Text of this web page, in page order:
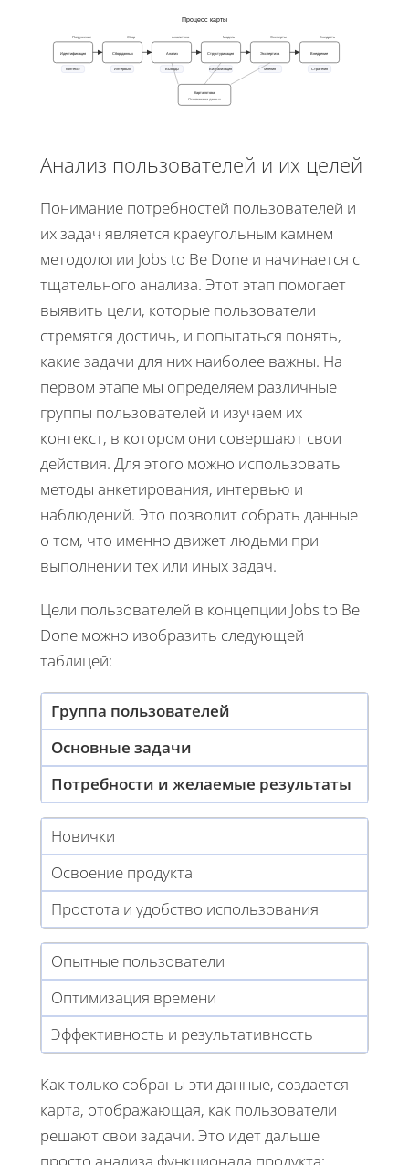
Процесс карты
Идентификация
Контекст
Сбор данных
Интервью
Анализ
Выводы
Структуризация
Визуализация
Экспертиза
Мнения
Внедрение
Стратегия
Карта готова
Основана на данных
Погружение Сбор Аналитика Модель Эксперты Внедрять
Анализ пользователей и их целей
Понимание потребностей пользователей и
их задач является краеугольным камнем
методологии Jobs to Be Done и начинается с
тщательного анализа. Этот этап помогает
выявить цели, которые пользователи
стремятся достичь, и попытаться понять,
какие задачи для них наиболее важны. На
первом этапе мы определяем различные
группы пользователей и изучаем их
контекст, в котором они совершают свои
действия. Для этого можно использовать
методы анкетирования, интервью и
наблюдений. Это позволит собрать данные
о том, что именно движет людьми при
выполнении тех или иных задач.
Цели пользователей в концепции Jobs to Be
Done можно изобразить следующей
таблицей:
Группа пользователей
Основные задачи
Потребности и желаемые результаты
Новички
Освоение продукта
Простота и удобство использования
Опытные пользователи
Оптимизация времени
Эффективность и результативность
Как только собраны эти данные, создается
карта, отображающая, как пользователи
решают свои задачи. Это идет дальше
просто анализа функционала продукта: